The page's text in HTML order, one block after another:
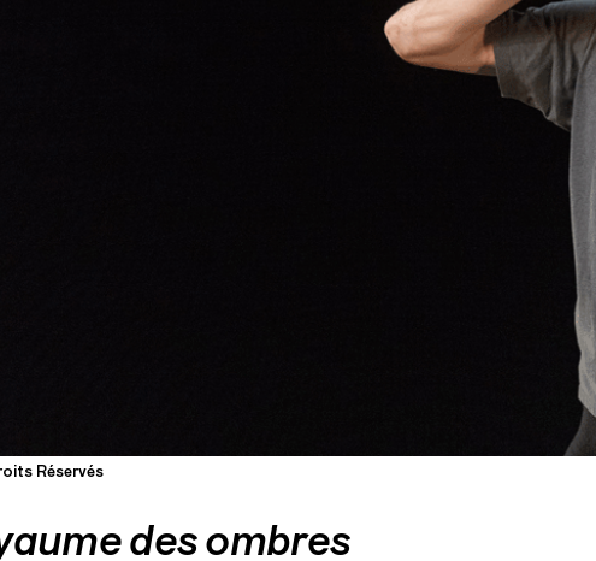
Réservés
des ombres